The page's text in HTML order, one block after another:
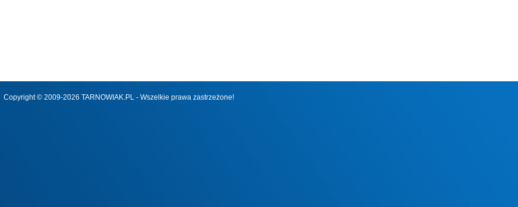
Copyright © 2009-2026 TARNOWIAK.PL - Wszelkie prawa zastrzeżone!